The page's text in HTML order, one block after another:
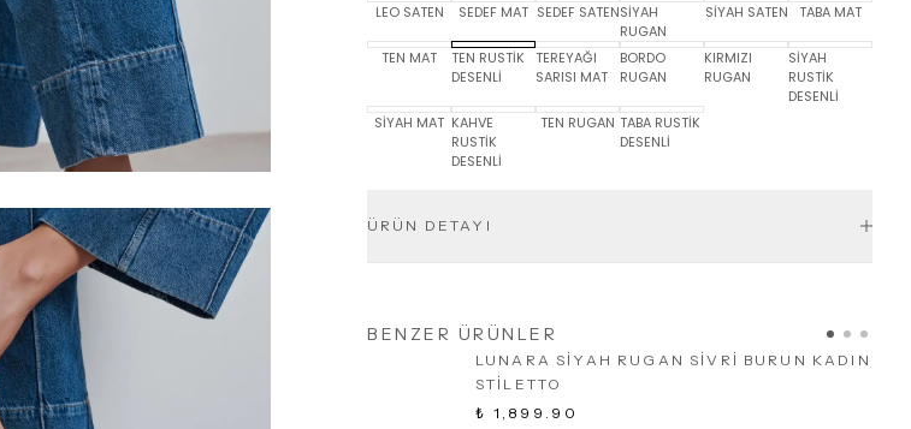
LEO SATEN
SEDEF MAT SEDEF SATENSİYAH
RUGAN
SİYAH SATEN TABA MAT
TEN MAT
TEN RUSTİK
DESENLİ
TEREYAĞI
SARISI MAT
BORDO
RUGAN
KIRMIZI
RUGAN
SİYAH
RUSTİK
DESENLİ
SİYAH MAT KAHVE
RUSTİK
DESENLİ
TEN RUGAN TABA RUSTİK
DESENLİ
ÜRÜN DETAYI
BENZER ÜRÜNLER
LUNARA SİYAH RUGAN SİVRİ BURUN KADIN
STİLETTO
₺ 1,899.90